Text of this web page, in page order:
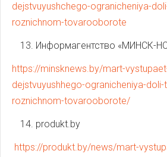
dejstvuyushchego-ogranicheniya-
roznichnom-tovarooborote
Информагентство «МИНСК-
https://minsknews.by/mart-
dejstvuyushhego-ogranicheniya-
roznichnom-tovarooborote/
produkt.by
https://produkt.by/news/mart-